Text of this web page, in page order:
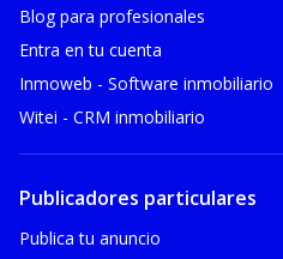
Blog para profesionales
Entra en tu cuenta
Inmoweb - Software inmobiliario
Witei - CRM inmobiliario
Publicadores particulares
Publica tu anuncio